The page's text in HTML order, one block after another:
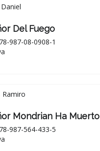
Del Fuego
987-08-0908-1
Ramiro
Mondrian Ha Muerto
987-564-433-5